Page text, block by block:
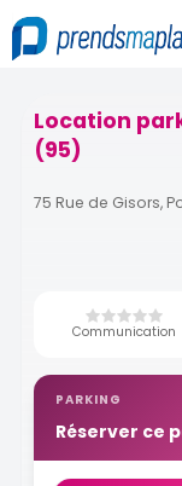
Location
(95)
75 Rue de Gisors,
Communication
PARKING
Réserver ce